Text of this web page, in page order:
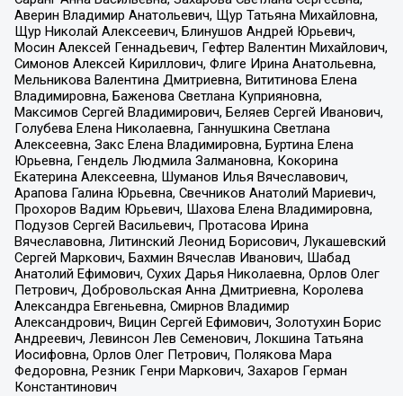
Аверин Владимир Анатольевич, Щур Татьяна Михайловна,
Щур Николай Алексеевич, Блинушов Андрей Юрьевич,
Мосин Алексей Геннадьевич, Гефтер Валентин Михайлович,
Симонов Алексей Кириллович, Флиге Ирина Анатольевна,
Мельникова Валентина Дмитриевна, Вититинова Елена
Владимировна, Баженова Светлана Куприяновна,
Максимов Сергей Владимирович, Беляев Сергей Иванович,
Голубева Елена Николаевна, Ганнушкина Светлана
Алексеевна, Закс Елена Владимировна, Буртина Елена
Юрьевна, Гендель Людмила Залмановна, Кокорина
Екатерина Алексеевна, Шуманов Илья Вячеславович,
Арапова Галина Юрьевна, Свечников Анатолий Мариевич,
Прохоров Вадим Юрьевич, Шахова Елена Владимировна,
Подузов Сергей Васильевич, Протасова Ирина
Вячеславовна, Литинский Леонид Борисович, Лукашевский
Сергей Маркович, Бахмин Вячеслав Иванович, Шабад
Анатолий Ефимович, Сухих Дарья Николаевна, Орлов Олег
Петрович, Добровольская Анна Дмитриевна, Королева
Александра Евгеньевна, Смирнов Владимир
Александрович, Вицин Сергей Ефимович, Золотухин Борис
Андреевич, Левинсон Лев Семенович, Локшина Татьяна
Иосифовна, Орлов Олег Петрович, Полякова Мара
Федоровна, Резник Генри Маркович, Захаров Герман
Константинович